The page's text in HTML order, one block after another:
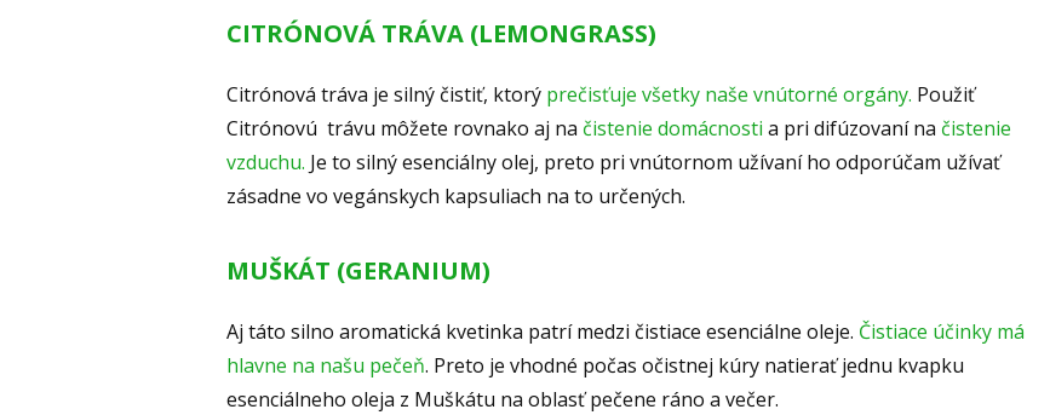
CITRÓNOVÁ TRÁVA (LEMONGRASS)
Citrónová tráva je silný čistiť, ktorý prečisťuje všetky naše vnútorné orgány. Použiť
Citrónovú trávu môžete rovnako aj na čistenie domácnosti a pri difúzovaní na čistenie
vzduchu. Je to silný esenciálny olej, preto pri vnútornom užívaní ho odporúčam užívať
zásadne vo vegánskych kapsuliach na to určených.
MUŠKÁT (GERANIUM)
Aj táto silno aromatická kvetinka patrí medzi čistiace esenciálne oleje. Čistiace účinky má
hlavne na našu pečeň. Preto je vhodné počas očistnej kúry natierať jednu kvapku
esenciálneho oleja z Muškátu na oblasť pečene ráno a večer.